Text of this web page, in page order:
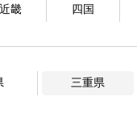
近畿 四国
三重県